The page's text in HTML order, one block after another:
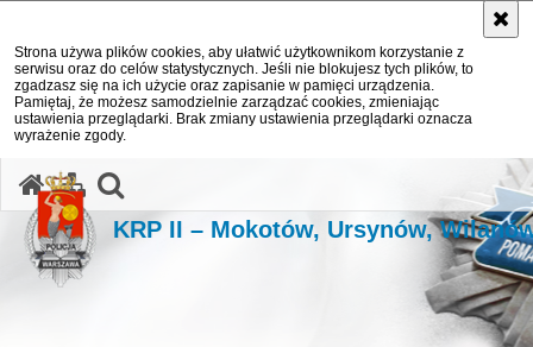
Strona używa plików cookies, aby ułatwić użytkownikom korzystanie z
serwisu oraz do celów statystycznych. Jeśli nie blokujesz tych plików, to
zgadzasz się na ich użycie oraz zapisanie w pamięci urządzenia.
Pamiętaj, że możesz samodzielnie zarządzać cookies, zmieniając
ustawienia przeglądarki. Brak zmiany ustawienia przeglądarki oznacza
wyrażenie zgody.
KRP II – Mokotów, Ursynów,